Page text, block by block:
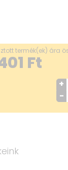
termék(ek) ára
Ft
+
-